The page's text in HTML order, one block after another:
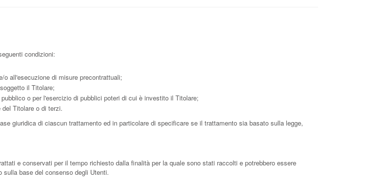
condizioni:
o all'esecuzione di misure precontrattuali;
il Titolare;
o per l'esercizio di pubblici poteri di cui è investito il Titolare;
Titolare o di terzi.
giuridica di ciascun trattamento ed in particolare di specificare se il trattamento sia basato sulla legge,
e conservati per il tempo richiesto dalla finalità per la quale sono stati raccolti e potrebbero essere
sulla base del consenso degli Utenti.